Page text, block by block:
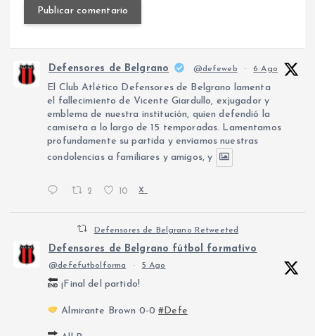
Defensores de Belgrano @defeweb · 6 Ago
El Club Atlético Defensores de Belgrano lamenta
el fallecimiento de Vicente Giardullo, exjugador y
emblema de nuestra institución, quien defendió la
camiseta a lo largo de 15 temporadas. Lamentamos
profundamente su partida y enviamos nuestras
condolencias a familiares y amigos, y
2 10 X
Defensores de Belgrano Retweeted
Defensores de Belgrano fútbol formativo
@defefutbolforma · 5 Ago
¡Final del partido!
Almirante Brown 0-0#Defe